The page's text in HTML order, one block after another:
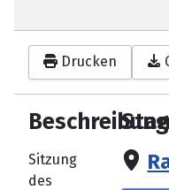
Drucken
Beschreibung
Sitzung
des